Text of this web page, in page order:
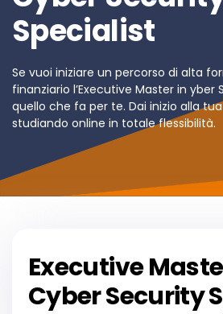
Specialist
Se vuoi iniziare un percorso di alta
finanziario l’Executive Master in yber
quello che fa per te. Dai inizio alla
studiando online in totale flessibilità.
Executive
Cyber Security